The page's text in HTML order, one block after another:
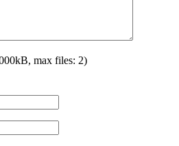
max files: 2)